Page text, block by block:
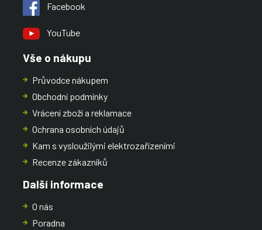
Facebook
YouTube
Vše o nákupu
Průvodce nákupem
Obchodní podmínky
Vrácení zboží a reklamace
Ochrana osobních údajů
Kam s vysloužilými elektrozařízeními
Recenze zákazníků
Další informace
O nás
Poradna